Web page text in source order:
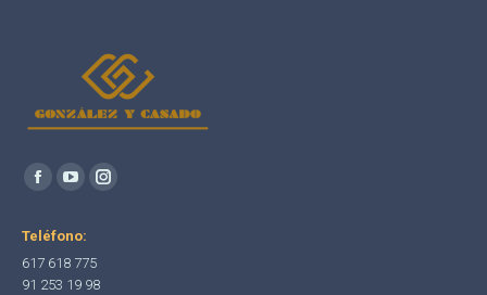
Encuéntranos en:
Facebook
opens
in
YouTube
opens
in
Instagram
Teléfono:
617 618 775
91 253 19 98